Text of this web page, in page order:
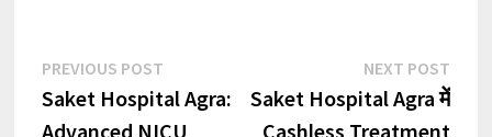
Post
navigation
PREVIOUS POST
post:
Saket Hospital Agra:
Advanced NICU
NEXT POSTNext
post:
Saket Hospital Agra में
Cashless Treatment